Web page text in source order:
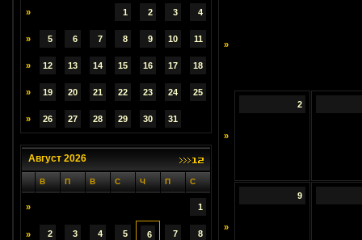
» 1 2 3 4
» 5 6 7 8 9 10 11
» 12 13 14 15 16 17 18
» 19 20 21 22 23 24 25
» 26 27 28 29 30 31
Август 2026
В П В С Ч П С
» 1
» 2 3 4 5 6 7 8
»
»
2
»
9